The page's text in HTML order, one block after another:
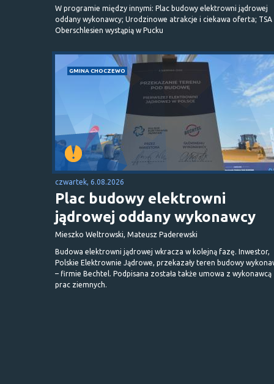
W programie między innymi: Plac budowy elektrowni jądrowej
oddany wykonawcy; Urodzinowe atrakcje i ciekawa oferta; TSA
Oberschlesien wystąpią w Pucku
GMINA CHOCZEWO
czwartek, 6.08.2026
Plac budowy elektrowni
jądrowej oddany wykonawcy
Mieszko Weltrowski, Mateusz Paderewski
Budowa elektrowni jądrowej wkracza w kolejną fazę. Inwestor,
Polskie Elektrownie Jądrowe, przekazały teren budowy
– firmie Bechtel. Podpisana została także umowa z wykonawcą
prac ziemnych.